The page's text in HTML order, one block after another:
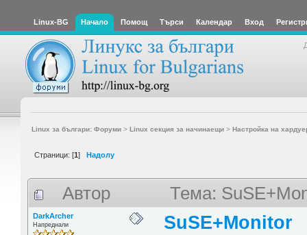
Linux-BG Начало Помощ Търси Календар Вход
Linux за българи: Форуми> Linux секция за начинаещи> Настройка на
Страници: [1] Надолу
Автор Тема:
DarkArcher
Напреднали SuSE+Monitor